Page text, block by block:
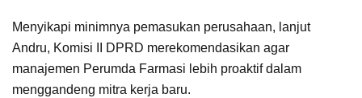
Menyikapi minimnya pemasukan perusahaan, lanjut
Andru, Komisi II DPRD merekomendasikan agar
manajemen Perumda Farmasi lebih proaktif dalam
menggandeng mitra kerja baru.